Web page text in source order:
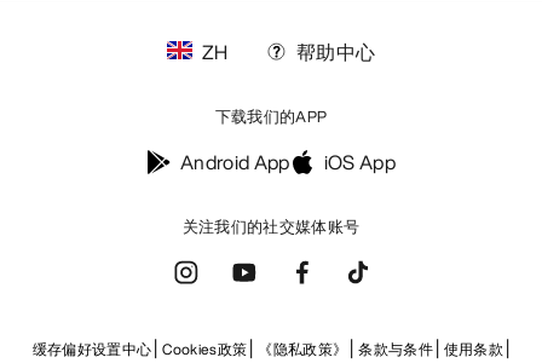
关注我们的社交媒体账号
ZH 帮助中心
下载我们的APP
Android App iOS App
缓存偏好设置中心 Cookies政策 《隐私政策》 条款与条件 使用条款